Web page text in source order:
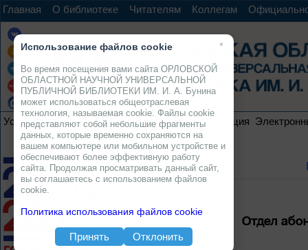
Главная О библиотеке Читателям Коллегам
Услуги Ресурсы Проекты Электронная коллекция
Отдел
×
Использование файлов cookie
Во время посещения вами сайта ОРЛОВСКОЙ
ОБЛАСТНОЙ НАУЧНОЙ УНИВЕРСАЛЬНОЙ
ПУБЛИЧНОЙ БИБЛИОТЕКИ ИМ. И. А. Бунина
может использоваться общеотраслевая
технология, называемая cookie. Файлы cookie
представляют собой небольшие фрагменты
данных, которые временно сохраняются на
вашем компьютере или мобильном устройстве и
обеспечивают более эффективную работу
сайта. Продолжая просматривать данный сайт,
вы соглашаетесь с использованием файлов
cookie.
Политика использования файлов cookie
Принять Отклонить